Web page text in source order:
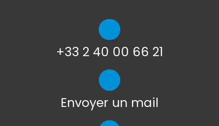
+33 2 40 00 66 21
Envoyer un mail